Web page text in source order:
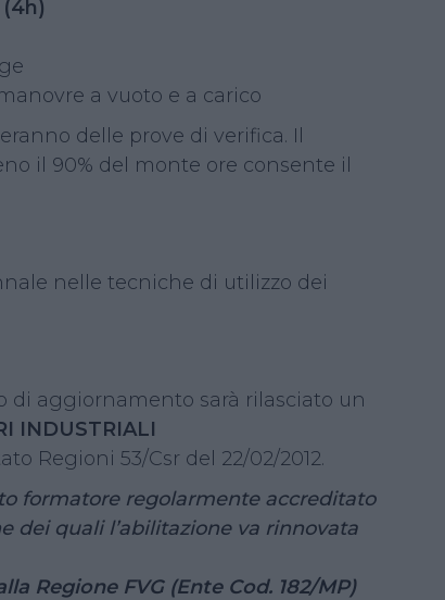
(4h)
a vuoto e a carico
delle prove di verifica. Il
il 90% del monte ore consente il
nelle tecniche di utilizzo dei
di aggiornamento sarà rilasciato un
INDUSTRIALI
Regioni 53/Csr del 22/02/2012.
formatore regolarmente accreditato
dei quali l’abilitazione va rinnovata
Regione FVG (Ente Cod. 182/MP)